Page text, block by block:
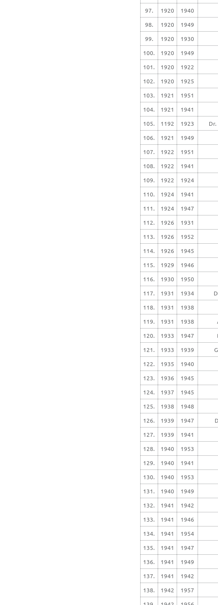
97. 1920
1940
98.
1920
1949
99.
1920
1930
100.
1920
1949
101.
1920
1922
102.
1920
1925
103.
1921
1951
104.
1921
1941
105.
1192 1923
106.
1921
1949
107.
1922
1951
108.
1922
1941
109.
1922
1924
110.
1924
1941
111.
1924
1947
112.
1926
1931
113.
1926
1952
114.
1926
1945
115.
1929
1946
116.
1930
1950
117.
1931 1934
118.
1931
1938
119.
1931 1938
120.
1933 1947
121.
1933 1939
122.
1935
1940
123.
1936
1945
124.
1937
1945
125.
1938
1948
126.
1939 1947
127.
1939
1941
128.
1940
1953
129.
1940
1941
130.
1940
1953
131.
1940
1949
132.
1941
1942
133.
1941
1946
134.
1941
1954
135.
1941
1947
136.
1941
1949
137.
1941
1942
138.
1942
1957